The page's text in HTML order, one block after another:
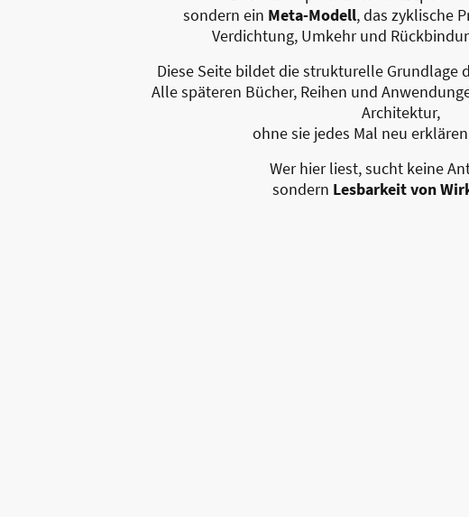
sondern ein Meta-Modell, das zyklische
Verdichtung, Umkehr und
Diese Seite bildet die strukturelle Grundlage
Alle späteren Bücher, Reihen und
Architektur,
ohne sie jedes Mal neu
Wer hier liest, sucht keine
sondern Lesbarkeit von